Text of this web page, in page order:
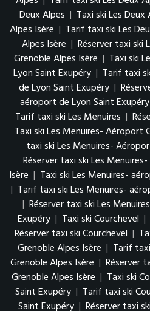
Deux Alpes | Taxi ski Les
Alpes Isère | Tarif taxi ski Les
Alpes Isère | Réserver taxi ski
Grenoble Alpes Isère | Taxi ski
Lyon Saint Exupéry | Tarif taxi
de Lyon Saint Exupéry |
aéroport de Lyon Saint Exupéry
Tarif taxi ski Les Menuires |
Taxi ski Les Menuires- Aéroport
taxi ski Les Menuires-
Réserver taxi ski Les
Isère | Taxi ski Les Menuires-
| Tarif taxi ski Les Menuires-
| Réserver taxi ski Les
Exupéry | Taxi ski Courchevel |
Réserver taxi ski Courchevel |
Grenoble Alpes Isère | Tarif
Grenoble Alpes Isère | Réserver
Grenoble Alpes Isère | Taxi ski
Saint Exupéry | Tarif taxi ski
Saint Exupéry | Réserver taxi